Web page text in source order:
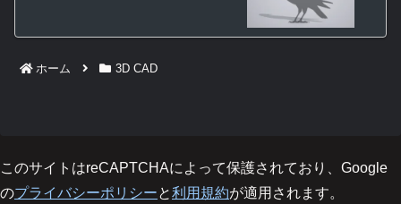
ホーム 3D CAD
このサイトはreCAPTCHAによって保護されており、Google
のプライバシーポリシーと利用規約が適用されます。